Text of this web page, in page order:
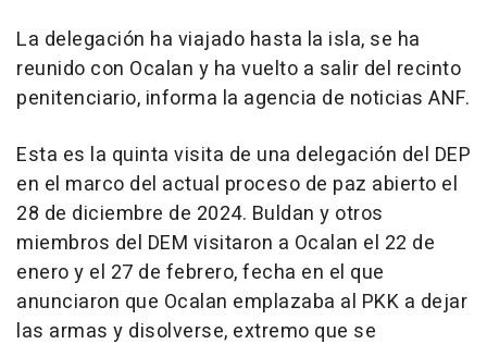
La delegación ha viajado hasta la isla, se ha
reunido con Ocalan y ha vuelto a salir del recinto
penitenciario, informa la agencia de noticias ANF.
Esta es la quinta visita de una delegación del DEP
en el marco del actual proceso de paz abierto el
28 de diciembre de 2024. Buldan y otros
miembros del DEM visitaron a Ocalan el 22 de
enero y el 27 de febrero, fecha en el que
anunciaron que Ocalan emplazaba al PKK a dejar
las armas y disolverse, extremo que se